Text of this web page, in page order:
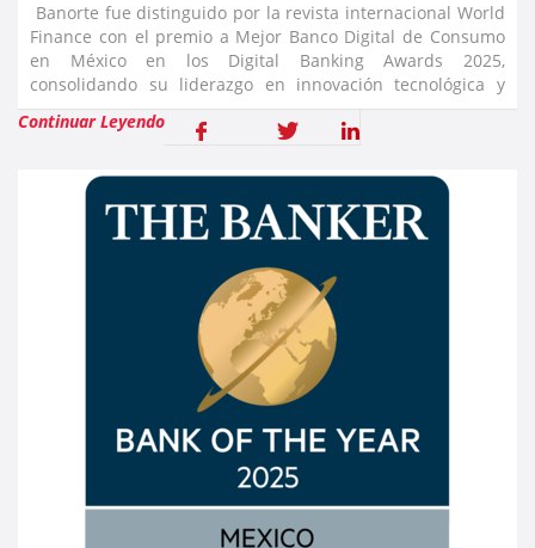
Banorte fue distinguido por la revista internacional World
Finance con el premio a Mejor Banco Digital de Consumo
en México en los Digital Banking Awards 2025,
consolidando su liderazgo en innovación tecnológica y
experiencia del cliente. También, fue galardonado por su
aplicación Ban
Continuar Leyendo